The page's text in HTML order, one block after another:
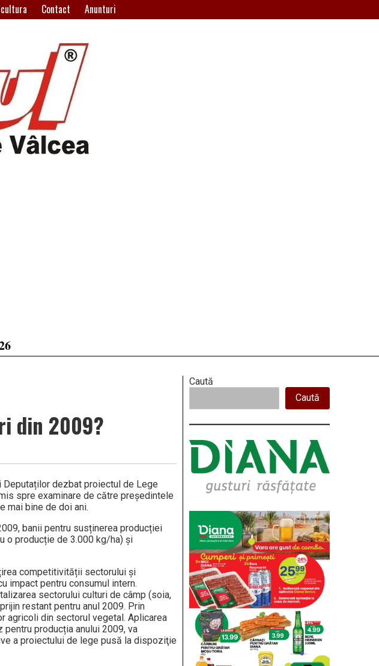
Contact Anunturi
din 2009?
dezbat pro­iec­tul de Lege
spre exa­minare de către președintele
mai bine de doi ani.
banii pentru susținerea producției
o producție de 3.000 kg/ha) și
competitivității sec­torului și
impact pentru consumul intern.
sectorului culturi de câmp (soia,
restant pentru anul 2009. Prin
agricoli din sectorul vegetal. Aplicarea
producția anului 2009, va
a proiectului de lege pusă la dispoziţie
Right
Asides
Caută
Caută